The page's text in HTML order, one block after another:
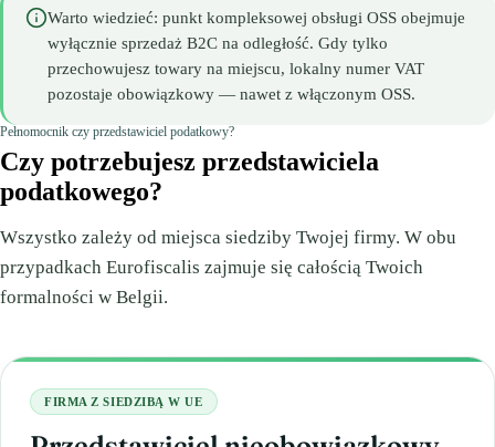
Warto wiedzieć: punkt kompleksowej obsługi OSS obejmuje
wyłącznie sprzedaż B2C na odległość. Gdy tylko
przechowujesz towary na miejscu, lokalny numer VAT
pozostaje obowiązkowy — nawet z włączonym OSS.
Pełnomocnik czy przedstawiciel podatkowy?
Czy potrzebujesz przedstawiciela
podatkowego?
Wszystko zależy od miejsca siedziby Twojej firmy. W obu
przypadkach Eurofiscalis zajmuje się całością Twoich
formalności w Belgii.
FIRMA Z SIEDZIBĄ W UE